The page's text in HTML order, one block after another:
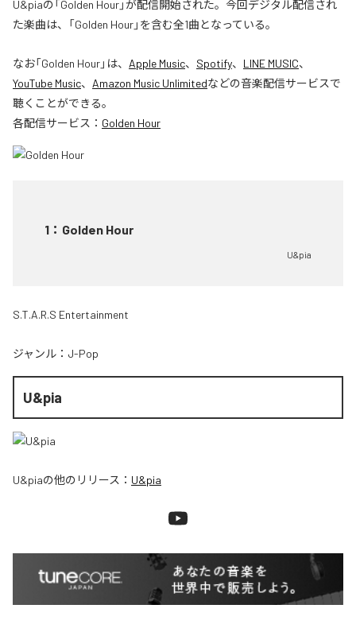
U&piaの「Golden Hour」が配信開始された。今回デジタル配信され
た楽曲は、「Golden Hour」を含む全1曲となっている。
なお「Golden Hour」は、 Apple Music、 Spotify、 LINE MUSIC、
YouTube Music、 Amazon Music Unlimitedなどの音楽配信サービスで
聴くことができる。
各配信サービス： Golden Hour
1 ： Golden Hour
U&pia
S.T.A.R.S Entertainment
ジャンル： J-Pop
U&pia
U&piaの他のリリース： U&pia